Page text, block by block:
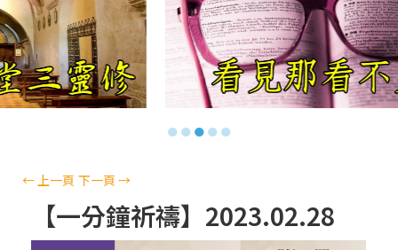
【信仰之旅】第十四集：「天主十誡(下)」
—金毓瑋 神父
【信仰之旅】第十三集：「天主十誡(上)」
—金毓瑋 神父
【信仰之旅】第十二集：「聖母、聖人」—
高樂祈 修女
●●●●●
← 上一頁 下一頁→
【一分鐘祈禱】2023.02.28